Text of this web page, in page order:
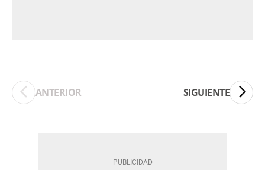
ANTERIOR SIGUIENTE